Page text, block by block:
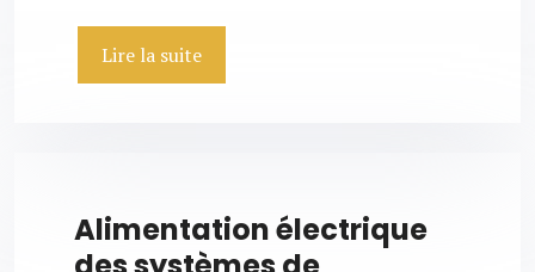
Lire la suite
Alimentation électrique